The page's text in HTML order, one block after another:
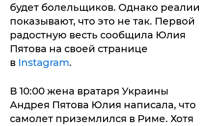
будет болельщиков. Однако реалии
показывают, что это не так. Первой
радостную весть сообщила Юлия
Пятова на своей странице
в Instagram.
В 10:00 жена вратаря Украины
Андрея Пятова Юлия написала, что
самолет приземлился в Риме. Хотя